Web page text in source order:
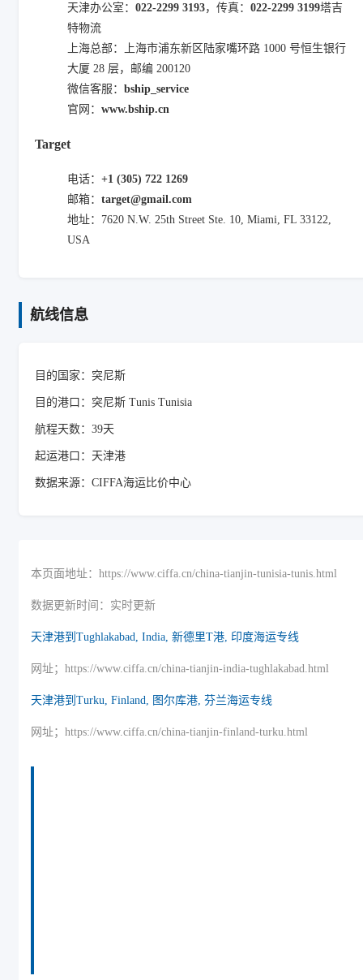
天津办公室： 022-2299 3193，传真： 022-2299 3199塔吉
特物流
上海总部：上海市浦东新区陆家嘴环路 1000 号恒生银行
大厦 28 层，邮编 200120
微信客服： bship_service
官网： www.bship.cn
Target
电话： +1 (305) 722 1269
邮箱： target@gmail.com
地址：7620 N.W. 25th Street Ste. 10, Miami, FL 33122,
USA
航线信息
目的国家：突尼斯
目的港口：突尼斯 Tunis Tunisia
航程天数：39天
起运港口：天津港
数据来源：CIFFA海运比价中心
本页面地址：https://www.ciffa.cn/china-tianjin-tunisia-tunis.html
数据更新时间：实时更新
天津港到Tughlakabad, India, 新德里T港, 印度海运专线
网址；https://www.ciffa.cn/china-tianjin-india-tughlakabad.html
天津港到Turku, Finland, 图尔库港, 芬兰海运专线
网址；https://www.ciffa.cn/china-tianjin-finland-turku.html